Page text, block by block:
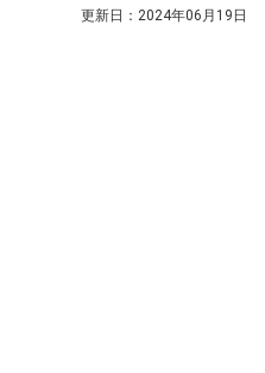
ぜひ、誕生日パーティーの参考にし
更新日： 2024年06月19日